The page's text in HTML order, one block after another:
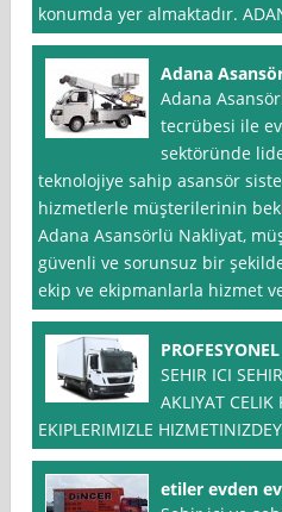
konumda yer almaktadır.
Adana
Adana
tecrübesi ile
sektöründe
teknolojiye sahip asansör
hizmetlerle müşterilerinin
Adana Asansörlü Nakliyat,
güvenli ve sorunsuz bir
ekip ve ekipmanlarla hizmet
SEHIR ICI
AKLIYAT CELIK
EKIPLERIMIZLE
etiler evden